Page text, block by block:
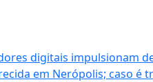
digitais impulsionam
em Nerópolis; caso é